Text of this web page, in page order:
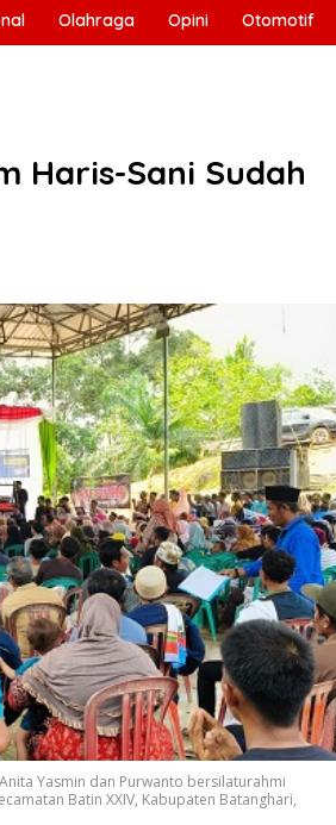
Olahraga Opini Otomotif
Haris-Sani Sudah
Yasmin dan Purwanto bersilaturahmi
Batin XXIV, Kabupaten Batanghari,